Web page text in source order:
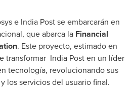
e India Postse embarcarán en
que abarca la Financial
. Este proyecto, estimado en
transformar India Post en un líder
tecnología, revolucionando sus
los servicios del usuario final.